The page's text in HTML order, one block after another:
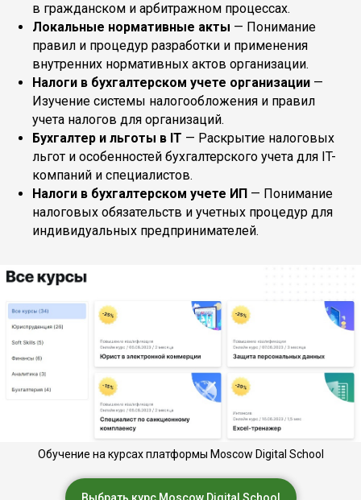
в гражданском и арбитражном процессах.
Локальные нормативные акты — Понимание
правил и процедур разработки и применения
внутренних нормативных актов организации.
Налоги в бухгалтерском учете организации —
Изучение системы налогообложения и правил
учета налогов для организаций.
Бухгалтер и льготы в IT — Раскрытие налоговых
льгот и особенностей бухгалтерского учета для IT-
компаний и специалистов.
Налоги в бухгалтерском учете ИП — Понимание
налоговых обязательств и учетных процедур для
индивидуальных предпринимателей.​
Обучение на курсах платформы Moscow Digital School